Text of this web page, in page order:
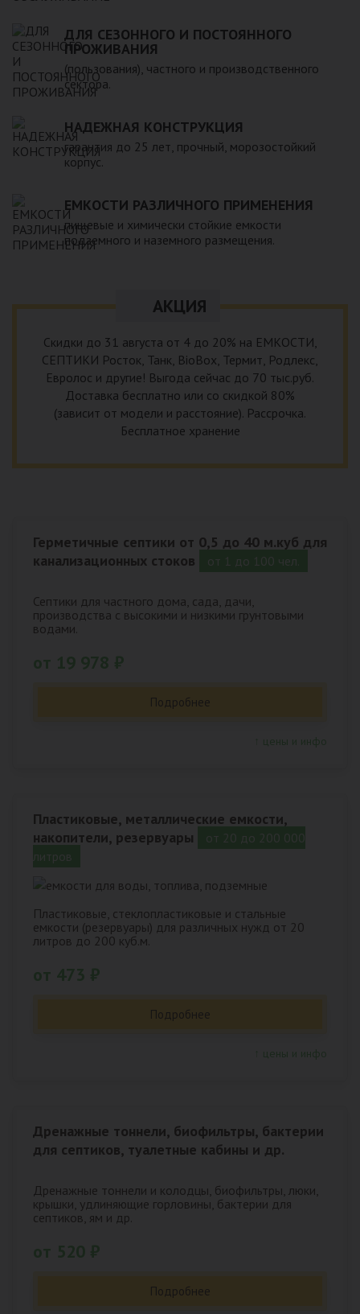
ДЛЯ СЕЗОННОГО И ПОСТОЯННОГО
ПРОЖИВАНИЯ
(пользования), частного и производственного
сектора.
НАДЕЖНАЯ КОНСТРУКЦИЯ
гарантия до 25 лет, прочный, морозостойкий
корпус.
ЕМКОСТИ РАЗЛИЧНОГО ПРИМЕНЕНИЯ
пищевые и химически стойкие емкости
подземного и наземного размещения.
АКЦИЯ
Скидки до 31 августа от 4 до 20% на ЕМКОСТИ,
СЕПТИКИ Росток, Танк, BioBox, Термит, Родлекс,
Евролос и другие! Выгода сейчас до 70 тыс.руб.
Доставка бесплатно или со скидкой 80%
(зависит от модели и расстояние). Рассрочка.
Бесплатное хранение
Герметичные септики от 0,5 до 40 м.куб для
канализационных стоков
Септики для частного дома, сада, дачи,
производства с высокими и низкими грунтовыми
водами.
Подробнее
Пластиковые, металлические емкости,
накопители, резервуары
Пластиковые, стеклопластиковые и стальные
емкости (резервуары) для различных нужд от 20
литров до 200 куб.м.
Подробнее
Дренажные тоннели, биофильтры, бактерии
для септиков, туалетные кабины и др.
Дренажные тоннели и колодцы, биофильтры, люки,
крышки, удлиняющие горловины, бактерии для
септиков, ям и др.
Подробнее